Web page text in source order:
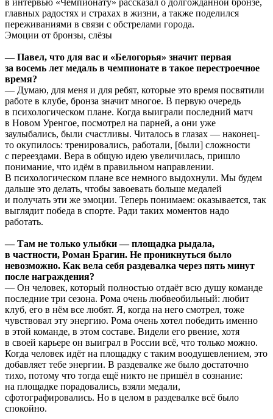
главных радостях и страхах в жизни, а также поделился
переживаниями в связи с обстрелами города.
Эмоции от бронзы, слёзы
— Павел, что для вас и «Белогорья» значит первая
за восемь лет медаль в чемпионате в такое перестроечное
время?
— Думаю, для меня и для ребят, которые это время посвятили
работе в клубе, бронза значит многое. В первую очередь
в психологическом плане. Когда выиграли последний матч
в Новом Уренгое, посмотрел на парней, а они уже
заулыбались, были счастливы. Читалось в глазах — наконец-
то окупилось: тренировались, работали, [были] сложности
с переездами. Вера в общую идею увеличилась, пришло
понимание, что идём в правильном направлении.
В психологическом плане все немного выдохнули. Мы будем
дальше это делать, чтобы завоевать больше медалей
и получать эти же эмоции. Теперь понимаем: оказывается, так
выглядит победа в спорте. Ради таких моментов надо
работать.
— Там не только улыбки — площадка рыдала,
в частности, Роман Брагин. Не проникнуться было
невозможно. Как вела себя раздевалка через пять минут
после награждения?
— Он человек, который полностью отдаёт всю душу команде
последние три сезона. Рома очень любвеобильный: любит
клуб, его в нём все любят. Я, когда на него смотрел, тоже
чувствовал эту энергию. Рома очень хотел победить именно
в этой команде, в этом составе. Видели его рвение, хотя
в своей карьере он выиграл в России всё, что только можно.
Когда человек идёт на площадку с таким воодушевлением, это
добавляет тебе энергии. В раздевалке же было достаточно
тихо, потому что тогда ещё никто не пришёл в сознание:
на площадке порадовались, взяли медали,
сфотографировались. Но в целом в раздевалке всё было
спокойно.